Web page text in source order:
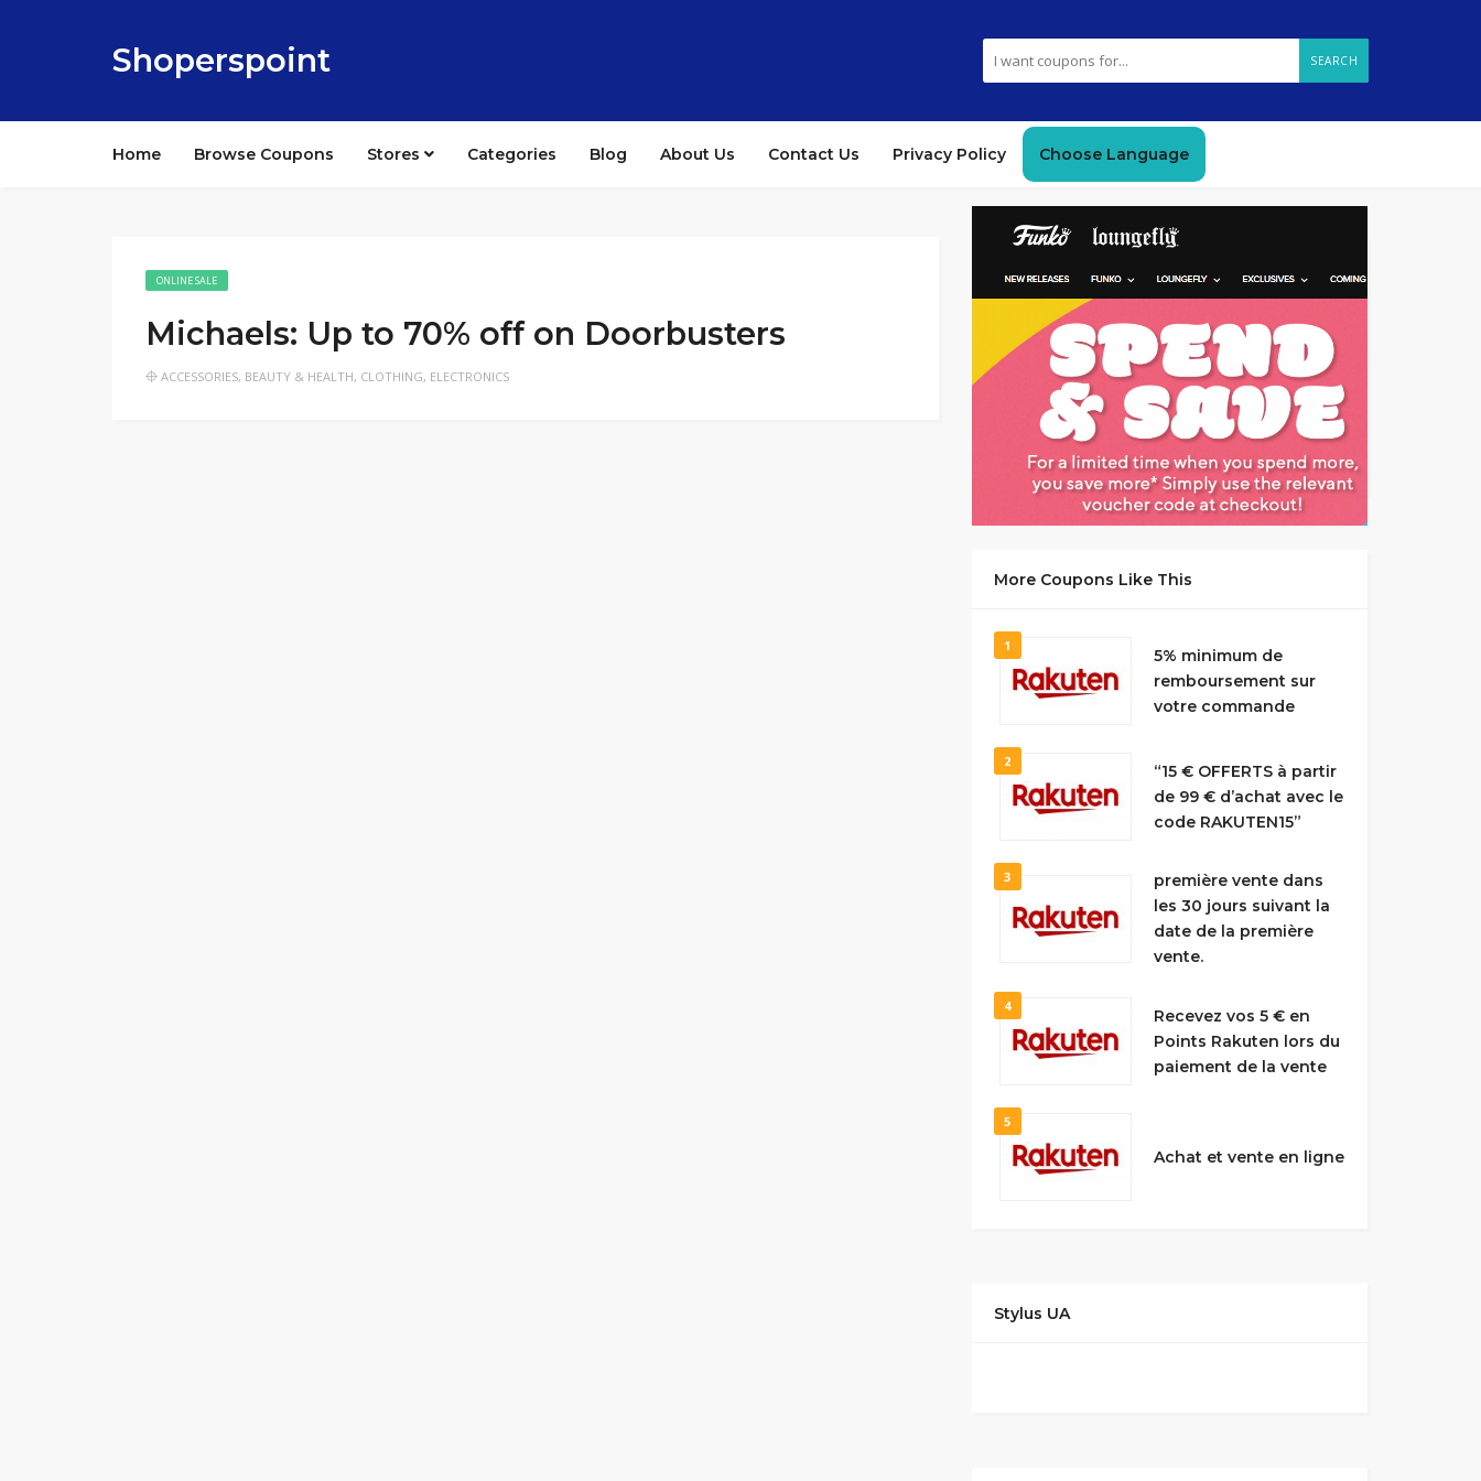
Shoperspoint SEARCH
Home Browse Coupons Stores Categories Blog About Us Contact Us Privacy Policy Choose Language
ONLINE SALE
Michaels: Up to 70% off on Doorbusters
ACCESSORIES, BEAUTY & HEALTH, CLOTHING, ELECTRONICS
GET DEAL
More Coupons Like This
1
5% minimum de
remboursement sur
votre commande
2
“15 € OFFERTS à partir
de 99 € d’achat avec le
code RAKUTEN15”
3
première vente dans
les 30 jours suivant la
date de la première
vente.
4
Recevez vos 5 € en
Points Rakuten lors du
paiement de la vente
5
Achat et vente en ligne
Stylus UA